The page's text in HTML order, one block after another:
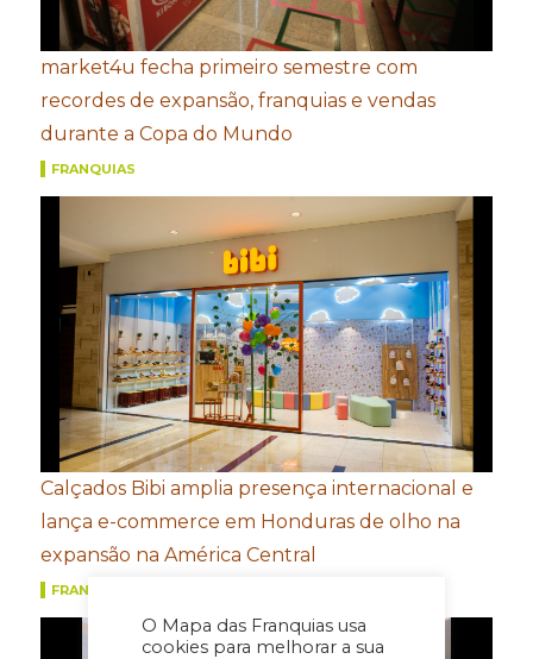
O Mapa das Franquias usa
cookies para melhorar a sua
market4u fecha primeiro semestre com
recordes de expansão, franquias e vendas
durante a Copa do Mundo
FRANQUIAS
Calçados Bibi amplia presença internacional e
lança e-commerce em Honduras de olho na
expansão na América Central
FRANQUIAS